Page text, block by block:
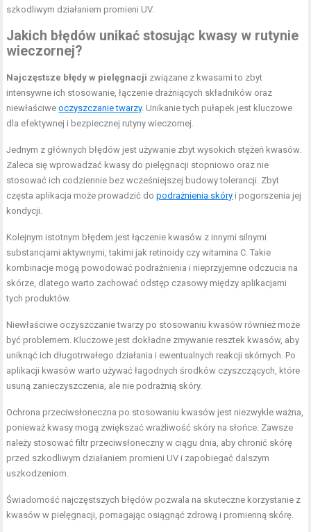
szkodliwym działaniem promieni UV.
Jakich błędów unikać stosując kwasy w rutynie
wieczornej?
Najczęstsze błędy w pielęgnacji związane z kwasami to zbyt
intensywne ich stosowanie, łączenie drażniących składników oraz
niewłaściweoczyszczanie twarzy. Unikanie tych pułapek jest kluczowe
dla efektywnej i bezpiecznej rutyny wieczornej.
Jednym z głównych błędów jest używanie zbyt wysokich stężeń kwasów.
Zaleca się wprowadzać kwasy do pielęgnacji stopniowo oraz nie
stosować ich codziennie bez wcześniejszej budowy tolerancji. Zbyt
częsta aplikacja może prowadzić dopodrażnienia skóry i pogorszenia jej
kondycji.
Kolejnym istotnym błędem jest łączenie kwasów z innymi silnymi
substancjami aktywnymi, takimi jak retinoidy czy witamina C. Takie
kombinacje mogą powodować podrażnienia i nieprzyjemne odczucia na
skórze, dlatego warto zachować odstęp czasowy między aplikacjami
tych produktów.
Niewłaściwe oczyszczanie twarzy po stosowaniu kwasów również może
być problemem. Kluczowe jest dokładne zmywanie resztek kwasów, aby
uniknąć ich długotrwałego działania i ewentualnych reakcji skórnych. Po
aplikacji kwasów warto używać łagodnych środków czyszczących, które
usuną zanieczyszczenia, ale nie podrażnią skóry.
Ochrona przeciwsłoneczna po stosowaniu kwasów jest niezwykle ważna,
ponieważ kwasy mogą zwiększać wrażliwość skóry na słońce. Zawsze
należy stosować filtr przeciwsłoneczny w ciągu dnia, aby chronić skórę
przed szkodliwym działaniem promieni UV i zapobiegać dalszym
uszkodzeniom.
Świadomość najczęstszych błędów pozwala na skuteczne korzystanie z
kwasów w pielęgnacji, pomagając osiągnąć zdrową i promienną skórę.